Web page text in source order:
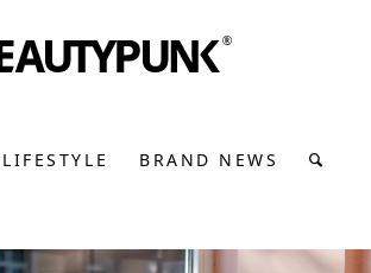
LIFESTYLE BRAND NEWS